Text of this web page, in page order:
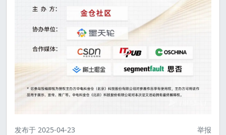
发布于 2025-04-23 举报